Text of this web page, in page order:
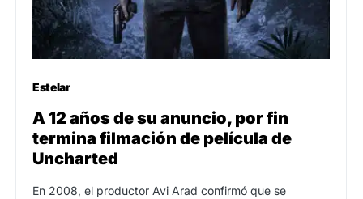
Estelar
A 12 años de su anuncio, por fin
termina filmación de película de
Uncharted
En 2008, el productor Avi Arad confirmó que se